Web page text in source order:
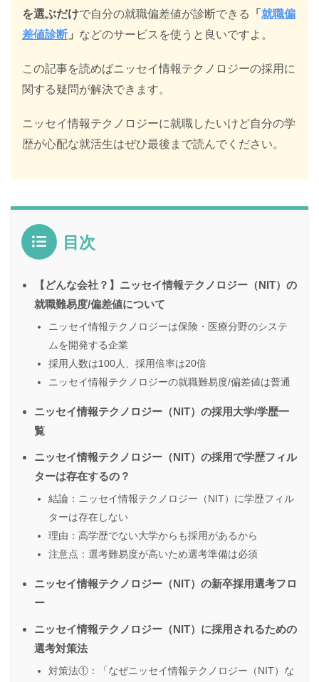
を選ぶだけで自分の就職偏差値が診断できる 「 就職偏
差値診断 」 などのサービスを使うと良いですよ。
この記事を読めばニッセイ情報テクノロジーの採用に
関する疑問が解決できます。
ニッセイ情報テクノロジーに就職したいけど自分の学
歴が心配な就活生はぜひ最後まで読んでください。
目次
【どんな会社？】ニッセイ情報テクノロジー（NIT）の
就職難易度/偏差値について
ニッセイ情報テクノロジーは保険・医療分野のシステ
ムを開発する企業
採用人数は100人、採用倍率は20倍
ニッセイ情報テクノロジーの就職難易度/偏差値は普通
ニッセイ情報テクノロジー（NIT）の採用大学/学歴一
覧
ニッセイ情報テクノロジー（NIT）の採用で学歴フィル
ターは存在するの？
結論：ニッセイ情報テクノロジー（NIT）に学歴フィル
ターは存在しない
理由：高学歴でない大学からも採用があるから
注意点：選考難易度が高いため選考準備は必須
ニッセイ情報テクノロジー（NIT）の新卒採用選考フロ
ー
ニッセイ情報テクノロジー（NIT）に採用されるための
選考対策法
対策法①：「なぜニッセイ情報テクノロジー（NIT）な